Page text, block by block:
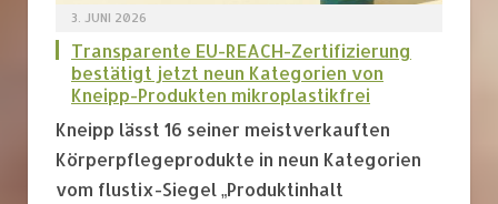
3. JUNI 2026
Transparente EU-REACH-Zertifizierung
bestätigt jetzt neun Kategorien von
Kneipp-Produkten mikroplastikfrei
Kneipp lässt 16 seiner meistverkauften
Körperpflegeprodukte in neun Kategorien
vom flustix-Siegel „Produktinhalt